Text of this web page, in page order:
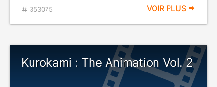
353075 VOIR PLUS
Kurokami : The Animation Vol. 2